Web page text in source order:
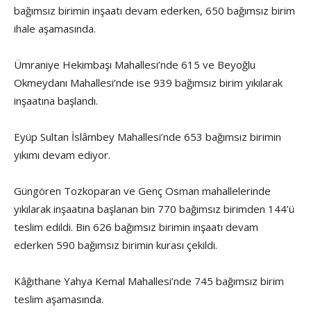
bağımsız birimin inşaatı devam ederken, 650 bağımsız birim
ihale aşamasında.
Ümraniye Hekimbaşı Mahallesi’nde 615 ve Beyoğlu
Okmeydanı Mahallesi’nde ise 939 bağımsız birim yıkılarak
inşaatına başlandı.
Eyüp Sultan İslâmbey Mahallesi’nde 653 bağımsız birimin
yıkımı devam ediyor.
Güngören Tozkoparan ve Genç Osman mahallelerinde
yıkılarak inşaatına başlanan bin 770 bağımsız birimden 144’ü
teslim edildi. Bin 626 bağımsız birimin inşaatı devam
ederken 590 bağımsız birimin kurası çekildi.
Kâğıthane Yahya Kemal Mahallesi’nde 745 bağımsız birim
teslim aşamasında.